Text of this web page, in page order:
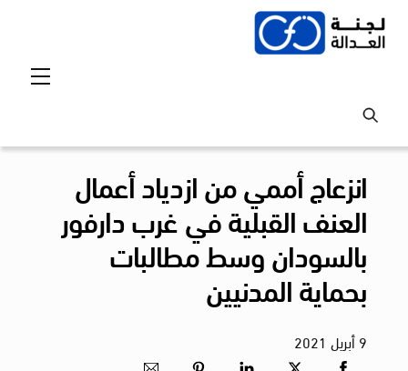
Skip
انزعاج أممي من ازدياد أعمال
العنف القبلية في غرب دارفور
بالسودان وسط مطالبات
بحماية المدنيين
9أبريل 2021